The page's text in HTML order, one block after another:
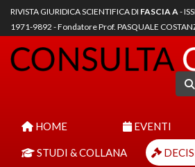
RIVISTA GIURIDICA SCIENTIFICA DI FASCIA A-
1971-9892 - Fondatore Prof. PASQUALE
HOME EVENTI
STUDI & COLLANA